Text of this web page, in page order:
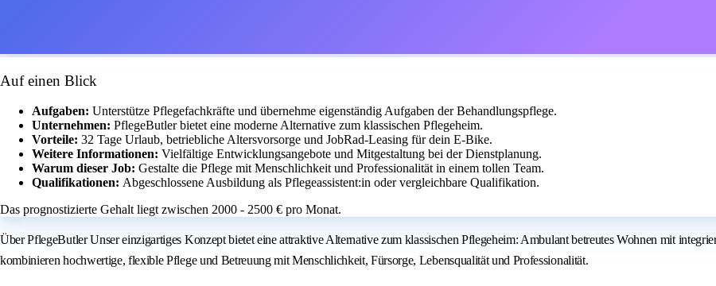
Auf einen Blick
Aufgaben: Unterstütze Pflegefachkräfte und übernehme eigenständig Aufgaben der Behandlungspflege.
Unternehmen: PflegeButler bietet eine moderne Alternative zum klassischen Pflegeheim.
Vorteile: 32 Tage Urlaub, betriebliche Altersvorsorge und JobRad-Leasing für dein E-Bike.
Weitere Informationen: Vielfältige Entwicklungsangebote und Mitgestaltung bei der Dienstplanung.
Warum dieser Job: Gestalte die Pflege mit Menschlichkeit und Professionalität in einem tollen Team.
Qualifikationen: Abgeschlossene Ausbildung als Pflegeassistent:in oder vergleichbare Qualifikation.
Das prognostizierte Gehalt liegt zwischen 2000 - 2500 € pro Monat.
Über PflegeButler Unser einzigartiges Konzept bietet eine attraktive Alternative zum klassischen Pflegeheim: Ambulant betreutes Wohnen mit
kombinieren hochwertige, flexible Pflege und Betreuung mit Menschlichkeit, Fürsorge, Lebensqualität und Professionalität.